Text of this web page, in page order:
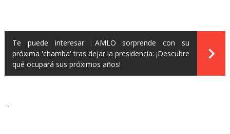
Te puede interesar : AMLO sorprende con su
próxima 'chamba' tras dejar la presidencia: ¡Descubre
qué ocupará sus próximos años!
.